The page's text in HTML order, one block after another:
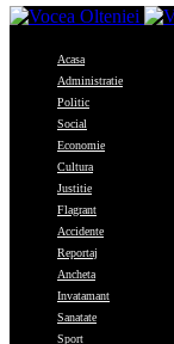
Acasa
Administratie
Politic
Social
Economie
Cultura
Justitie
Flagrant
Accidente
Reportaj
Ancheta
Invatamant
Sanatate
Sport